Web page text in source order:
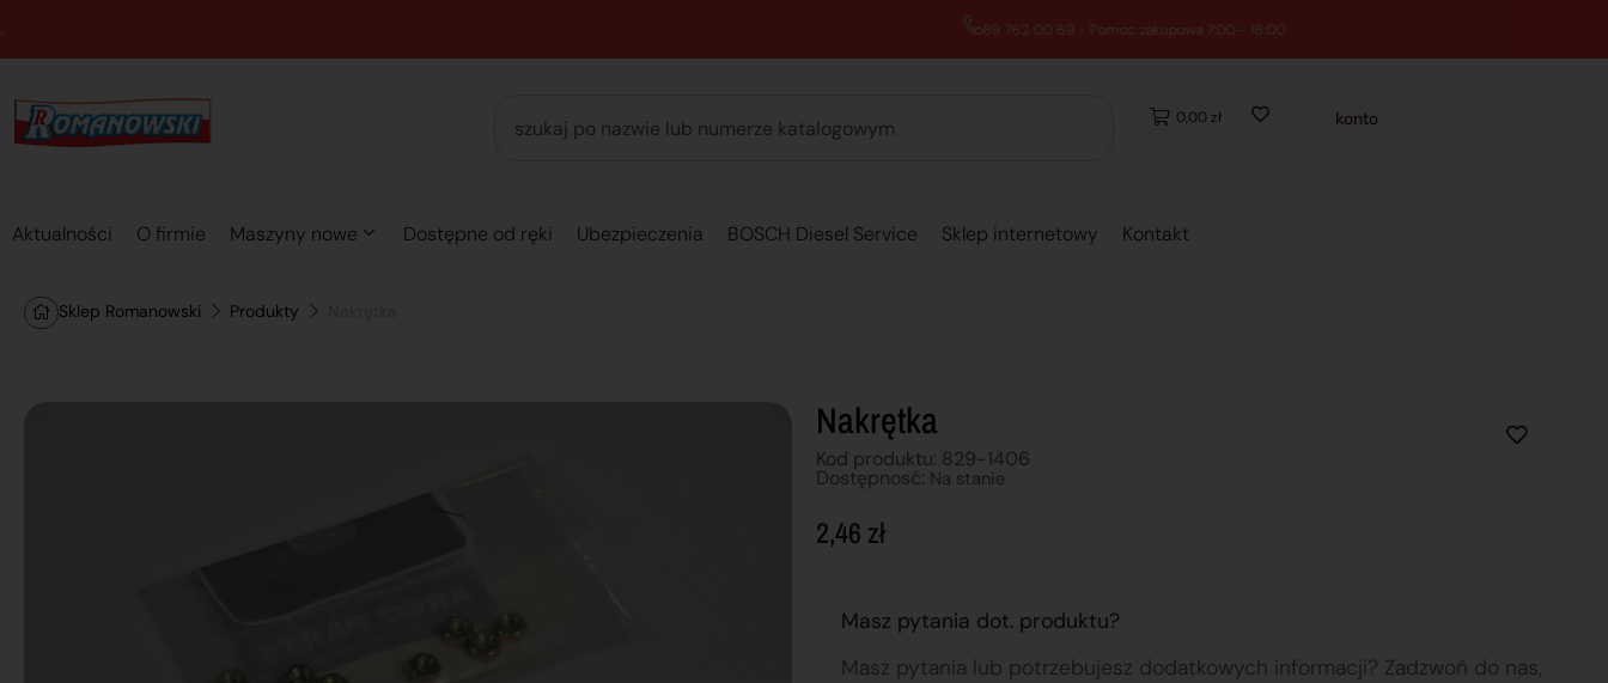
0,00 zł konto
Aktualności O firmie Maszyny nowe Dostępne od ręki Ubezpieczenia BOSCH Diesel Service Sklep internetowy Kontakt
Sklep Romanowski Produkty
Nakrętka
Kod produktu: 829-1406
Dostępnosć: Na stanie
2,46 zł
Masz pytania dot. produktu?
Masz pytania lub potrzebujesz dodatkowych informacji? Zadzwoń do nas,